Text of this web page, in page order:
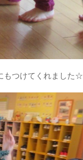
もつけてくれました☆